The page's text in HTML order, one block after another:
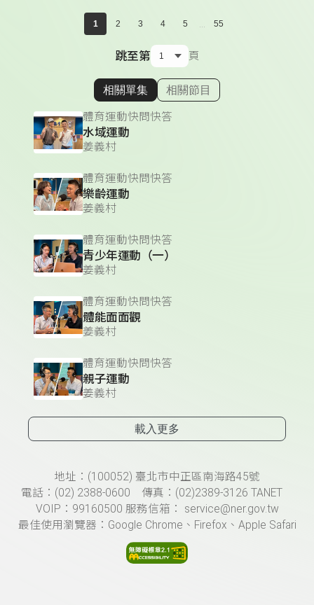
1 2 3 4 5 ... 55
跳至第 頁
顯示相關單集
相關單集 相關節目
體育運動快問快答
水域運動
姜義村
體育運動快問快答
樂齡運動
姜義村
體育運動快問快答
青少年運動（一）
姜義村
體育運動快問快答
體能面面觀
姜義村
體育運動快問快答
親子運動
姜義村
載入更多
頁尾資訊地址：(100052) 臺北市中正區南海路45號
電話：(02) 2388-0600 傳真：(02)2389-3126 TANET
VOIP：99160500 服務信箱： service@ner.gov.tw
最佳使用瀏覽器：Google Chrome、Firefox、Apple Safari